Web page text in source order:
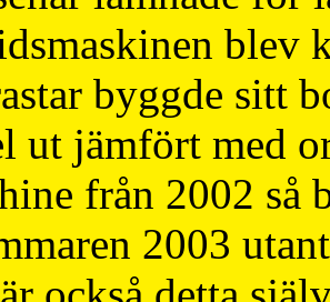
blev
byggde sitt
ut jämfört med
från 2002 så
2003